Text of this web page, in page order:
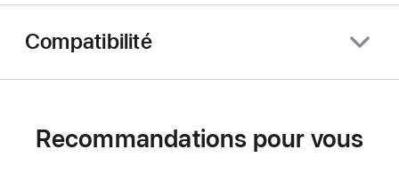
Compatibilité
Recommandations pour vous